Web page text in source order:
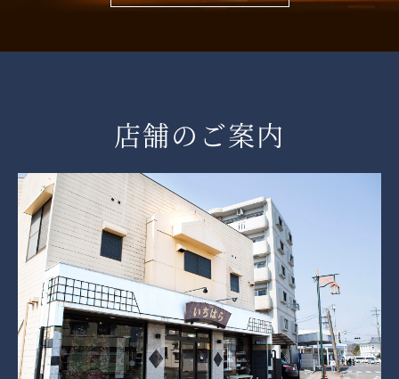
店舗のご案内